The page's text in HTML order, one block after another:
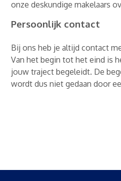
onze deskundige makelaars
Persoonlijk contact
Bij ons heb je altijd contact
Van het begin tot het eind is
jouw traject begeleidt. De
wordt dus niet gedaan door